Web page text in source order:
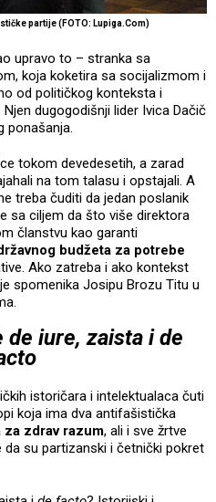
partije (FOTO: Lupiga.Com)
upravo to – stranka sa
koja koketira sa socijalizmom i
od političkog konteksta i
dugogodišnji lider Ivica Dačič
ponašanja.
tokom devedesetih, a zarad
na tom talasu i opstajali. A
treba čuditi da jedan poslanik
sa ciljem da što više direktora
članstvu kao garanti
budžeta za potrebe
Ako zatreba i ako kontekst
spomenika Josipu Brozu Titu u
de iure, zaista i de
istoričara i intelektualaca čuti
koja ima dva antifašistička
za zdrav razum, ali i sve žrtve
su partizanski i četnički pokret